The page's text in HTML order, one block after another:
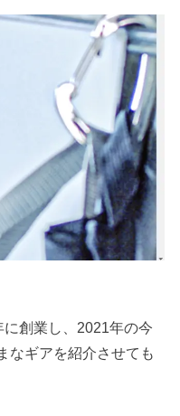
創業し、2021年の今
なギアを紹介させても